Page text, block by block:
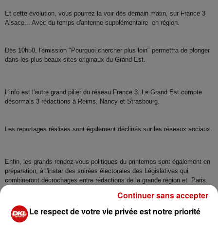
Et cette évolution, vous pourrez la voir dès demain matin, sur France 3
Alsace... Avec du temps d'antenne supplémentaire en région.
Dès 10h50, l'émission "Pourquoi chercher plus loin" permettra de plonger
dans les plus beaux sites originaux du Grand Est.
L'info est l'autre grand pilier du réseau France 3. Le Grand Est compte
désormais 3 rédactions à Reims, Nancy et Strasbourg.
Les reportages réalisés sont également déclinés sur les réseaux sociaux.
Enfin, les grands rendez-vous politiques du printemps sont également en
préparation, à l'instar des soirées électorales des Législatives qui
combineront décrochages entre rédactions de la grande région et Paris.
Le respect de votre vie privée est notre priorité
Continuer sans accepter